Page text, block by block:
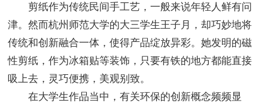
剪纸作为传统民间手工艺，一般来说年轻人鲜有问
津。然而杭州师范大学的大三学生王子月，却巧妙地将
传统和创新融合一体，使得产品绽放异彩。她发明的磁
性剪纸，作为冰箱贴等装饰，只要有铁的地方都能直接
吸上去，灵巧便携，美观别致。
在大学生作品当中，有关环保的创新概念频频显